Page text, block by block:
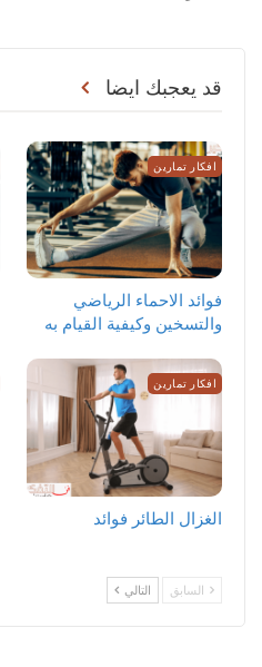
قد يعجبك ايضا
افكار تمارين
‏فوائد الاحماء الرياضي
والتسخين وكيفية القيام به
افكار تمارين
الغزال الطائر فوائد
السابق التالي